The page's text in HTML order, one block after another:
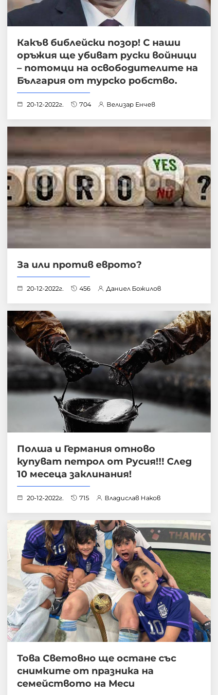
Какъв библейски позор! С наши
оръжия ще убиват руски войници
– потомци на освободителите на
България от турско робство.
20-12-2022г. 704 Велизар Енчев
За или против еврото?
20-12-2022г. 456 Даниел Божилов
Полша и Германия отново
купуват петрол от Русия!!! След
10 месеца заклинания!
20-12-2022г. 715 Владислав Наков
Това Световно ще остане със
снимките от празника на
семейството на Меси